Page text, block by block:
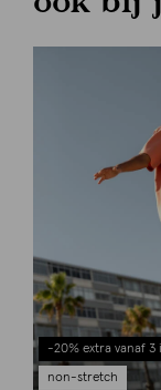
-20% extra vanaf 3
non-stretch